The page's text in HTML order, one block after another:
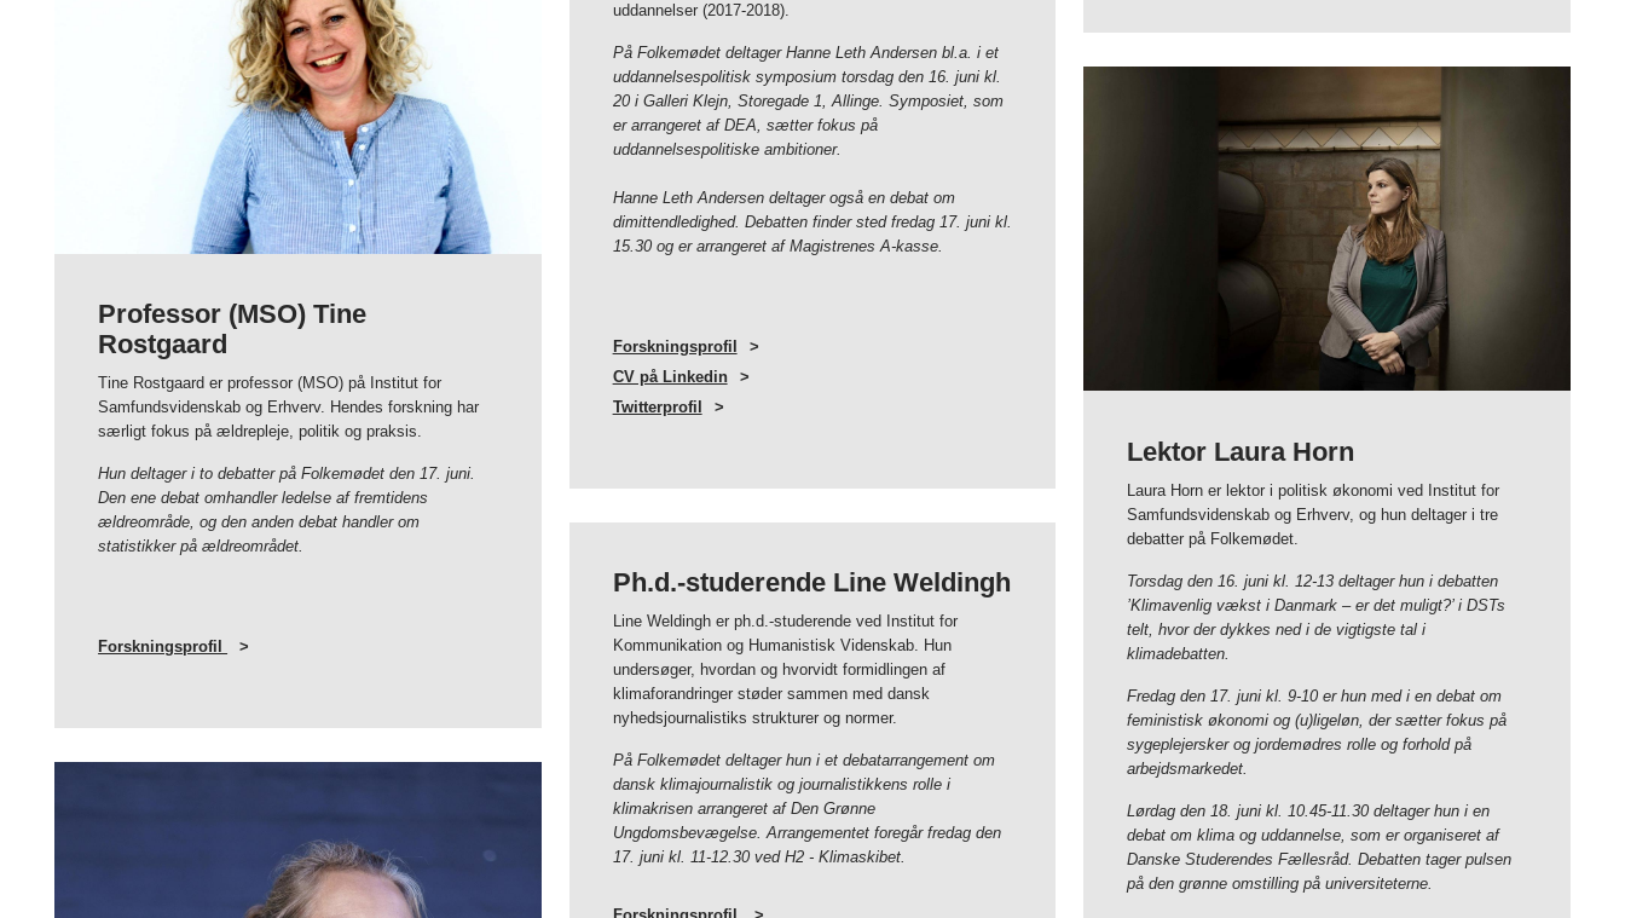
uddannelser (2017-2018).
På Folkemødet deltager Hanne Leth Andersen bl.a. i et
uddannelsespolitisk symposium torsdag den 16. juni kl.
20 i Galleri Klejn, Storegade 1, Allinge. Symposiet, som
er arrangeret af DEA, sætter fokus på
uddannelsespolitiske ambitioner.
Hanne Leth Andersen deltager også en debat om
dimittendledighed. Debatten finder sted fredag 17. juni kl.
15.30 og er arrangeret af Magistrenes A-kasse.
Forskningsprofil
CV på Linkedin
Twitterprofil
Professor (MSO) Tine
Rostgaard
Tine Rostgaard er professor (MSO) på Institut for
Samfundsvidenskab og Erhverv. Hendes forskning har
særligt fokus på ældrepleje, politik og praksis.
Hun deltager i to debatter på Folkemødet den 17. juni.
Den ene debat omhandler ledelse af fremtidens
ældreområde, og den anden debat handler om
statistikker på ældreområdet.
Forskningsprofil
Lektor Laura Horn
Laura Horn er lektor i politisk økonomi ved Institut for
Samfundsvidenskab og Erhverv, og hun deltager i tre
debatter på Folkemødet.
Torsdag den 16. juni kl. 12-13 deltager hun i debatten
’Klimavenlig vækst i Danmark – er det muligt?’ i DSTs
telt, hvor der dykkes ned i de vigtigste tal i
klimadebatten.
Fredag den 17. juni kl. 9-10 er hun med i en debat om
feministisk økonomi og (u)ligeløn, der sætter fokus på
sygeplejersker og jordemødres rolle og forhold på
arbejdsmarkedet.
Lørdag den 18. juni kl. 10.45-11.30 deltager hun i en
debat om klima og uddannelse, som er organiseret af
Danske Studerendes Fællesråd. Debatten tager pulsen
på den grønne omstilling på universiteterne.
Ph.d.-studerende Line Weldingh
Line Weldingh er ph.d.-studerende ved Institut for
Kommunikation og Humanistisk Videnskab. Hun
undersøger, hvordan og hvorvidt formidlingen af
klimaforandringer støder sammen med dansk
nyhedsjournalistiks strukturer og normer.
På Folkemødet deltager hun i et debatarrangement om
dansk klimajournalistik og journalistikkens rolle i
klimakrisen arrangeret af Den Grønne
Ungdomsbevægelse. Arrangementet foregår fredag den
17. juni kl. 11-12.30 ved H2 - Klimaskibet.